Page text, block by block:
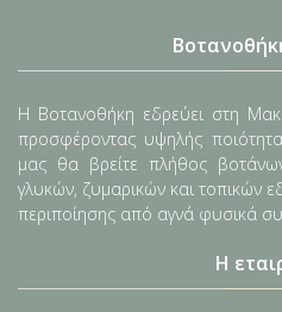
Η Βοτανοθήκη εδρεύει στη
προσφέροντας υψηλής
μας θα βρείτε πλήθος
γλυκών, ζυμαρικών και τοπικών
περιποίησης από αγνά φυσικά
Η